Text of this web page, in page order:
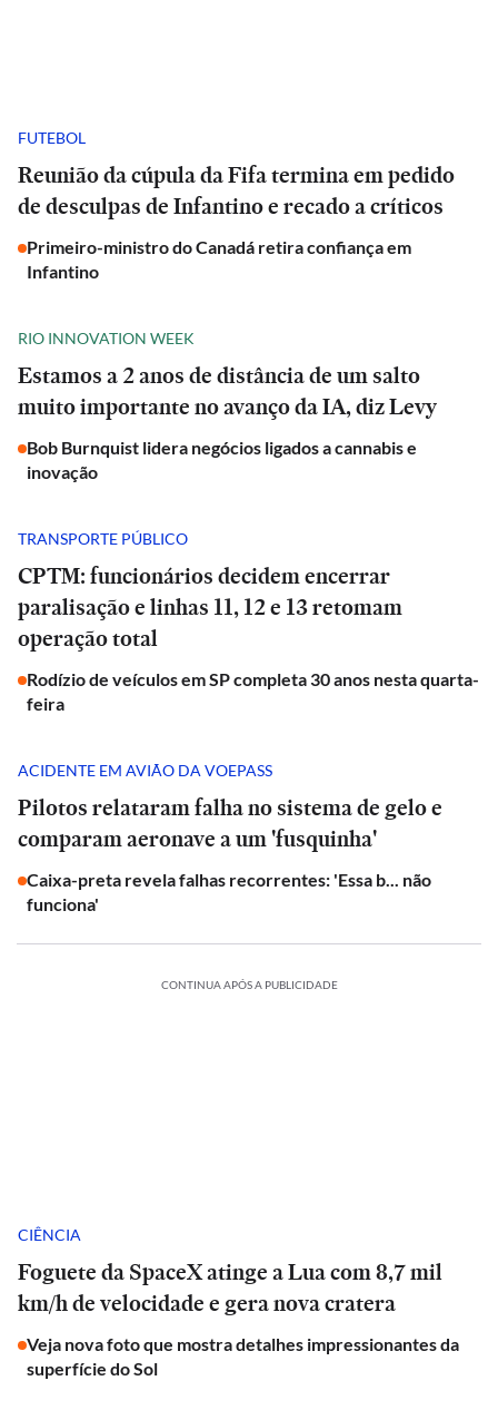
FUTEBOL
Reunião da cúpula da Fifa termina em pedido
de desculpas de Infantino e recado a críticos
Primeiro-ministro do Canadá retira confiança em
Infantino
RIO INNOVATION WEEK
Estamos a 2 anos de distância de um salto
muito importante no avanço da IA, diz Levy
Bob Burnquist lidera negócios ligados a cannabis e
inovação
TRANSPORTE PÚBLICO
CPTM: funcionários decidem encerrar
paralisação e linhas 11, 12 e 13 retomam
operação total
Rodízio de veículos em SP completa 30 anos nesta quarta-
feira
ACIDENTE EM AVIÃO DA VOEPASS
Pilotos relataram falha no sistema de gelo e
comparam aeronave a um 'fusquinha'
Caixa-preta revela falhas recorrentes: 'Essa b... não
funciona'
CONTINUA APÓS A PUBLICIDADE
CIÊNCIA
Foguete da SpaceX atinge a Lua com 8,7 mil
km/h de velocidade e gera nova cratera
Veja nova foto que mostra detalhes impressionantes da
superfície do Sol